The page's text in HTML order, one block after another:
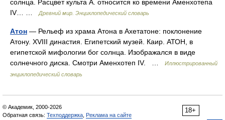
солнца. Расцвет культа А. относится ко времени Аменхотепа
IV… …
Древний мир. Энциклопедический словарь
Атон — Рельеф из храма Атона в Ахетатоне: поклонение
Атону. XVIII династия. Египетский музей. Каир. АТОН, в
египетской мифологии бог солнца. Изображался в виде
солнечного диска. Смотри Аменхотеп IV. …
Иллюстрированный
энциклопедический словарь
18+
© Академик, 2000-2026
Обратная связь: Техподдержка Реклама на сайте